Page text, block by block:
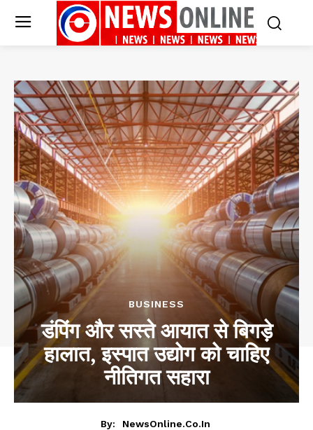
BUSINESS
डंपिंग और सस्ते आयात से बिगड़े
हालात, इस्पात उद्योग को चाहिए
नीतिगत सहारा
By:
NewsOnline.co.in